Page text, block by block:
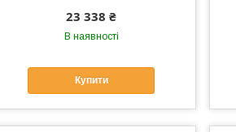
23 338 ₴
В наявності
Купити